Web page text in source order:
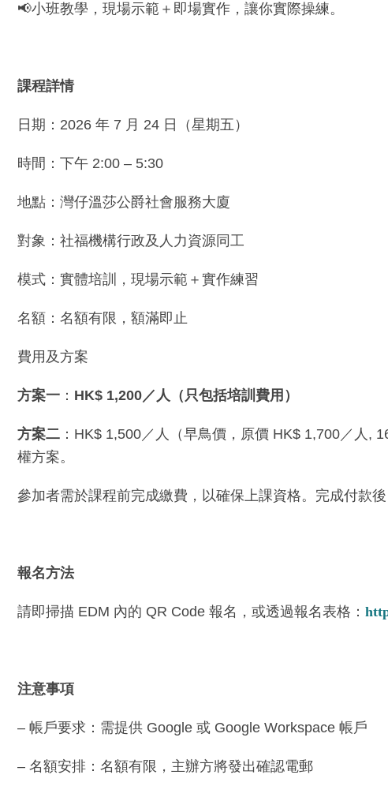
📢小班教學，現場示範＋即場實作，讓你實際操練。
課程詳情
日期：2026 年 7 月 24 日（星期五）
時間：下午 2:00 – 5:30
地點：灣仔溫莎公爵社會服務大廈
對象：社福機構行政及人力資源同工
模式：實體培訓，現場示範＋實作練習
名額：名額有限，額滿即止
費用及方案
方案一 ： HK$ 1,200／人（只包括培訓費用）
方案二 ：HK$ 1,500／人（早鳥價，原價 HK$ 1,700／人,
權方案。
參加者需於課程前完成繳費，以確保上課資格。完成付款
報名方法
請即掃描 EDM 內的 QR Code 報名，或透過報名表格：
注意事項
– 帳戶要求：需提供 Google 或 Google Workspace 帳戶
– 名額安排：名額有限，主辦方將發出確認電郵